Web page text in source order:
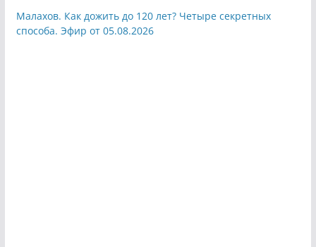
Малахов. Как дожить до 120 лет? Четыре секретных
способа. Эфир от 05.08.2026